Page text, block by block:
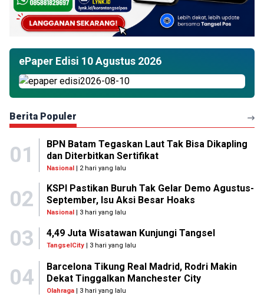
ePaper Edisi 10 Agustus 2026
Berita Populer
01
BPN Batam Tegaskan Laut Tak Bisa Dikapling
dan Diterbitkan Sertifikat
Nasional| 2 hari yang lalu
02
KSPI Pastikan Buruh Tak Gelar Demo Agustus-
September, Isu Aksi Besar Hoaks
Nasional| 3 hari yang lalu
03 4,49 Juta Wisatawan Kunjungi Tangsel
TangselCity | 3 hari yang lalu
04
Barcelona Tikung Real Madrid, Rodri Makin
Dekat Tinggalkan Manchester City
Olahraga| 3 hari yang lalu